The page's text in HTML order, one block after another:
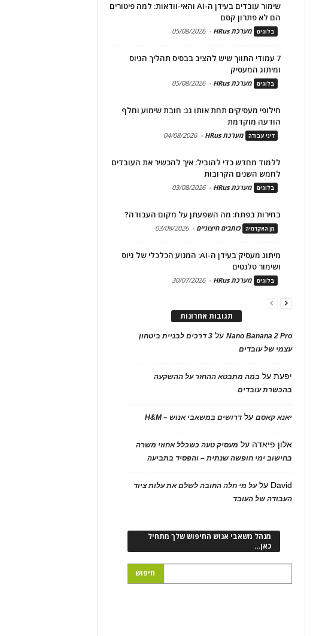
שימור עובדים בעידן ה-AI והאי-וודאות: למה פיטורים
הם לא פתרון קסם
בלוגים מערכת HRus -
05/08/2026
7 עמודי התווך שיש להציב בבסיס תהליך הגיוס
ומיתוג המעסיק
בלוגים מערכת HRus -
05/08/2026
חילופי מעסיקים תחת אותו גג: חובת שימוע וחלף
הודעה מוקדמת
דיני עבודה מערכת HRus -
04/08/2026
ללמוד מחדש כדי להוביל: איך להכשיר את העובדים
לחמש השנים הקרובות
בלוגים מערכת HRus -
03/08/2026
בחירות בפתח: מה השפעתן על מקום העבודה?
מן האקדמיה כותבים חיצוניים -
03/08/2026
מיתוג מעסיק בעידן ה-AI: המנוע הכלכלי של גיוס
ושימור טלנטים
בלוגים מערכת HRus -
30/07/2026
תגובות אחרונות
Nano Banana 2 Proעל
3 דרכים לבניית ביטחון
עצמי של עובדים
יפעתעל במה מתבטא ההחזר על ההשקעה
בהכשרת עובדים
יאנא קאסםעלדרושים במשאבי אנוש – H&M
אלון פיאדה על מעסיק טעה כשכלל אחוזי משרה
בחישוב ימי חופשה שנתית – והפסיד בתביעה
David עלעל מי חלה החובה לשלם את עלות ציוד
העבודה של העובד
מנהל משאבי אנוש החיפוש שלך מתחיל
כאן…